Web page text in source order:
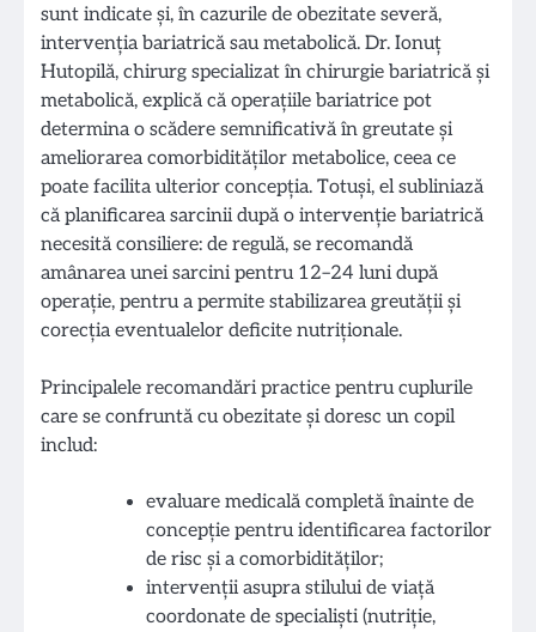
sunt indicate și, în cazurile de obezitate severă,
intervenția bariatrică sau metabolică. Dr. Ionuț
Hutopilă, chirurg specializat în chirurgie bariatrică și
metabolică, explică că operațiile bariatrice pot
determina o scădere semnificativă în greutate și
ameliorarea comorbidităților metabolice, ceea ce
poate facilita ulterior concepția. Totuși, el subliniază
că planificarea sarcinii după o intervenție bariatrică
necesită consiliere: de regulă, se recomandă
amânarea unei sarcini pentru 12–24 luni după
operație, pentru a permite stabilizarea greutății și
corecția eventualelor deficite nutriționale.
Principalele recomandări practice pentru cuplurile
care se confruntă cu obezitate și doresc un copil
includ:
evaluare medicală completă înainte de
concepție pentru identificarea factorilor
de risc și a comorbidităților;
intervenții asupra stilului de viață
coordonate de specialiști (nutriție,